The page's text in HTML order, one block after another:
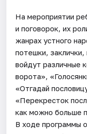
На мероприятии
и поговорок, их
жанрах устного
потешки,
войдут различные
ворота»,
«Отгадай
«Перекресток
как можно больше
В ходе программы